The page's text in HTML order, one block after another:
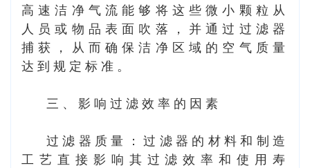
高速洁净气流能够将这些微小颗粒从
人员或物品表面吹落，并通过过滤器
捕获，从而确保洁净区域的空气质量
达到规定标准。
三、影响过滤效率的因素
过滤器质量：过滤器的材料和制造
工艺直接影响其过滤效率和使用寿